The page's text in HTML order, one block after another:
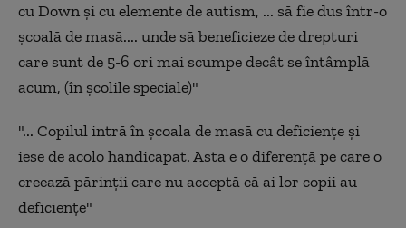
cu Down şi cu elemente de autism, ... să fie dus într-o
şcoală de masă.... unde să beneficieze de drepturi
care sunt de 5-6 ori mai scumpe decât se întâmplă
acum, (în şcolile speciale)"
"... Copilul intră în şcoala de masă cu deficienţe şi
iese de acolo handicapat. Asta e o diferenţă pe care o
creează părinţii care nu acceptă că ai lor copii au
deficienţe"